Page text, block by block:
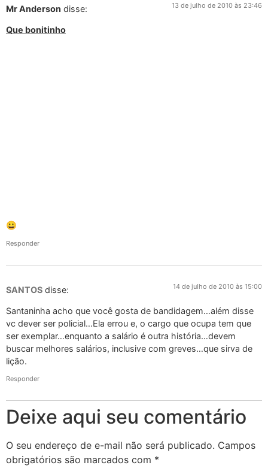
Mr Anderson disse: 13 de julho de 2010 às 23:46
Que bonitinho
😀
Responder
SANTOS disse: 14 de julho de 2010 às 15:00
Santaninha acho que você gosta de bandidagem…além disse
vc dever ser policial…Ela errou e, o cargo que ocupa tem que
ser exemplar…enquanto a salário é outra história…devem
buscar melhores salários, inclusive com greves…que sirva de
lição.
Responder
Deixe aqui seu comentário
O seu endereço de e-mail não será publicado. Campos
obrigatórios são marcados com *